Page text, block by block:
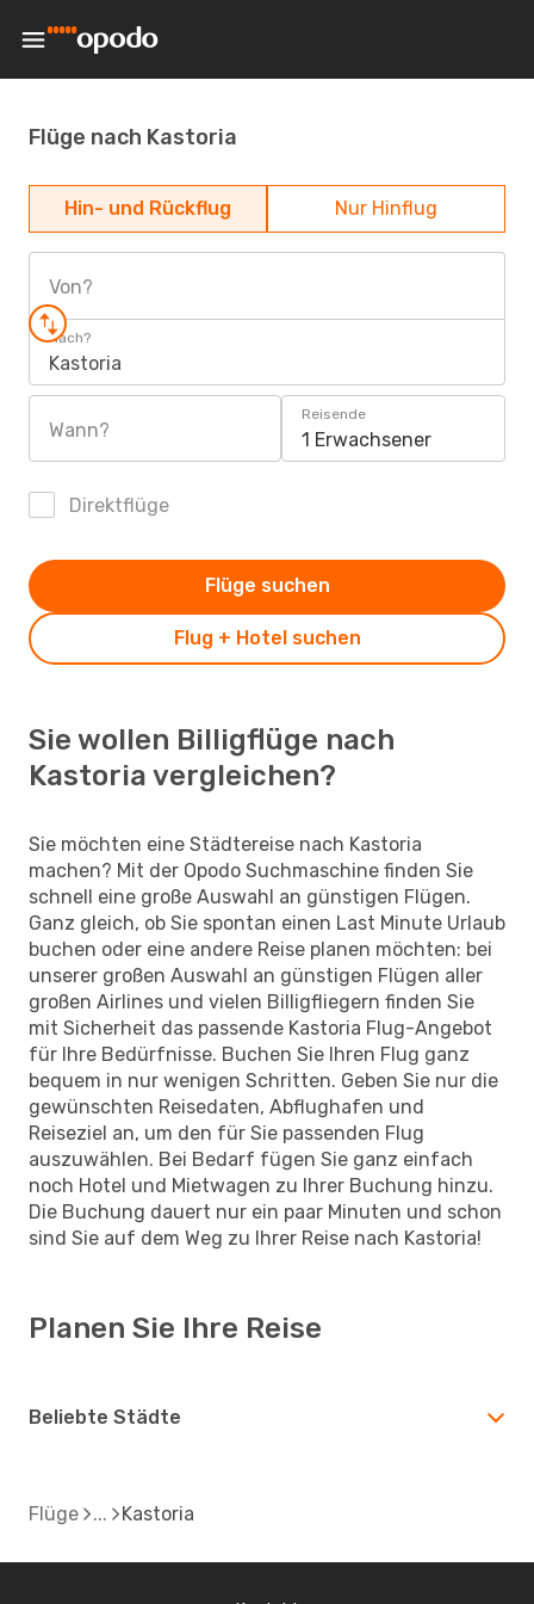
Flüge nach Kastoria
Hin- und Rückflug Nur Hinflug
Von?
Nach?
Kastoria
Wann?
Reisende
1 Erwachsener
Direktflüge
Flug + Hotel suchen
Flüge suchen
Sie wollen Billigflüge nach
Kastoria vergleichen?
Sie möchten eine Städtereise nach Kastoria
machen? Mit der Opodo Suchmaschine finden Sie
schnell eine große Auswahl an günstigen Flügen.
Ganz gleich, ob Sie spontan einen Last Minute Urlaub
buchen oder eine andere Reise planen möchten: bei
unserer großen Auswahl an günstigen Flügen aller
großen Airlines und vielen Billigfliegern finden Sie
mit Sicherheit das passende Kastoria Flug-Angebot
für Ihre Bedürfnisse. Buchen Sie Ihren Flug ganz
bequem in nur wenigen Schritten. Geben Sie nur die
gewünschten Reisedaten, Abflughafen und
Reiseziel an, um den für Sie passenden Flug
auszuwählen. Bei Bedarf fügen Sie ganz einfach
noch Hotel und Mietwagen zu Ihrer Buchung hinzu.
Die Buchung dauert nur ein paar Minuten und schon
sind Sie auf dem Weg zu Ihrer Reise nach Kastoria!
Planen Sie Ihre Reise
Beliebte Städte
Flüge Kastoria